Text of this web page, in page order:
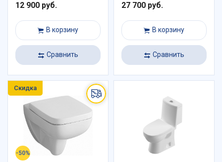
12 900 руб.
В корзину
Сравнить
27 700 руб.
В корзину
Сравнить
Скидка
-50%